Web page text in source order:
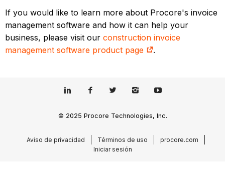
If you would like to learn more about Procore's invoice
management software and how it can help your
business, please visit ourconstruction invoice
management software product page
.
© 2025 Procore Technologies, Inc.
Aviso de privacidad Términos de uso
procore.com
Iniciar sesión